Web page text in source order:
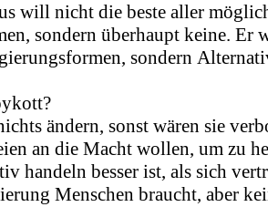
will nicht die beste aller
sondern überhaupt keine. Er
sondern
ändern, sonst wären sie
an die Macht wollen, um zu
handeln besser ist, als sich
Menschen braucht, aber